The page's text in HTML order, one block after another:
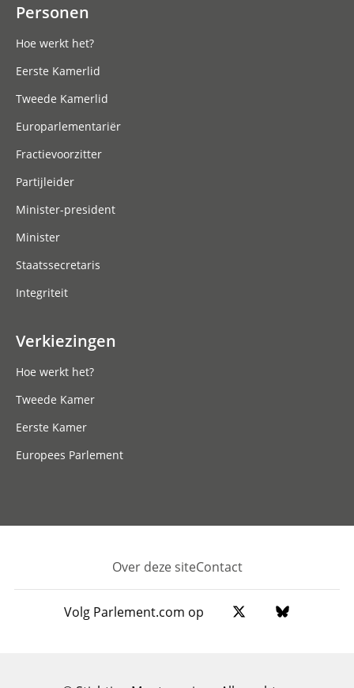
Personen
Hoe werkt het?
Eerste Kamerlid
Tweede Kamerlid
Europarlementariër
Fractievoorzitter
Partijleider
Minister-president
Minister
Staatssecretaris
Integriteit
Verkiezingen
Hoe werkt het?
Tweede Kamer
Eerste Kamer
Europees Parlement
Footer
Over deze siteContact
Volg Parlement.com op